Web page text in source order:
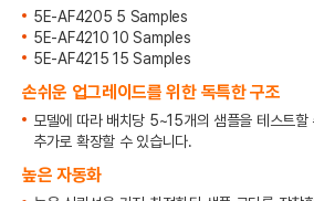
5E-AF4205 5 Samples
5E-AF4210 10 Samples
5E-AF4215 15 Samples
손쉬운 업그레이드를 위한 독특한 구조
모델에 따라 배치당 5~15개의 샘플을 테스트할
추가로 확장할 수 있습니다.
높은 자동화